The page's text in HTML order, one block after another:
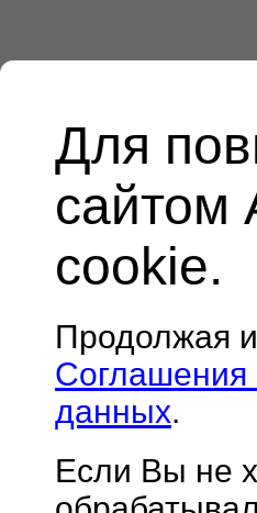
Для
сайтом
cookie.
Продолжая
Соглашения
данных.
Если Вы не